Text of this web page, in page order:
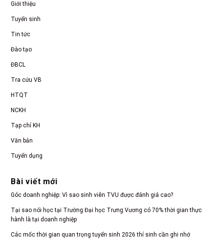
Giới thiệu
Tuyển sinh
Tin tức
Đào tạo
ĐBCL
Tra cứu VB
HTQT
NCKH
Tạp chí KH
Văn bản
Tuyển dụng
Bài viết mới
Góc doanh nghiệp: Vì sao sinh viên TVU được đánh giá cao?
Tại sao nói học tại Trường Đại học Trưng Vương có 70% thời gian thực
hành là tại doanh nghiệp
Các mốc thời gian quan trọng tuyển sinh 2026 thí sinh cần ghi nhớ